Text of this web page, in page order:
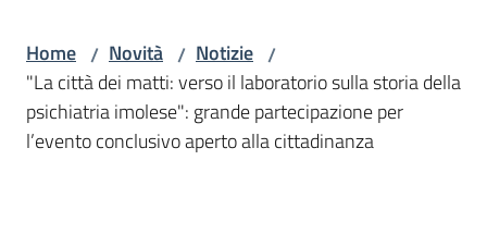
Amministrazione
Novità
Menu selezionato
Home / Novità / Notizie /
"La città dei matti: verso il laboratorio sulla storia della
psichiatria imolese": grande partecipazione per
l’evento conclusivo aperto alla cittadinanza